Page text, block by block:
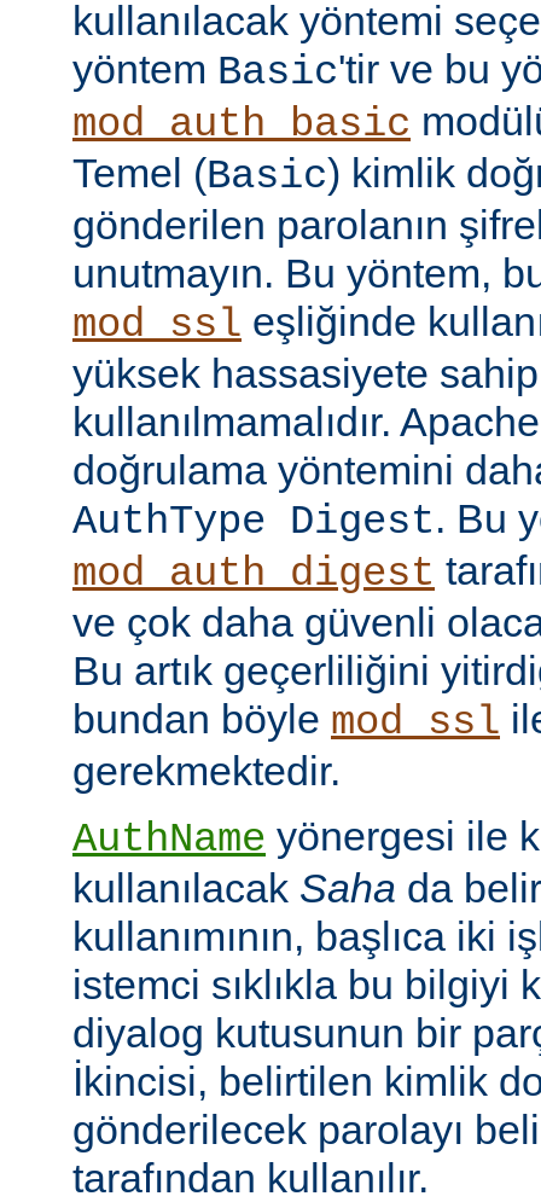
kullanılacak yöntemi
yöntem Basic'tir ve bu
mod_auth_basic
Temel (Basic) kimlik
gönderilen parolanın
unutmayın. Bu yöntem,
mod_ssl eşliğinde
yüksek hassasiyete
kullanılmamalıdır.
doğrulama yöntemini
AuthType Digest. Bu
mod_auth_digest
ve çok daha güvenli
Bu artık geçerliliğini
bundan böyle mod_ssl
gerekmektedir.
AuthName yönergesi ile
kullanılacak Saha da
kullanımının, başlıca iki
istemci sıklıkla bu bilgiyi
diyalog kutusunun bir
İkincisi, belirtilen kimlik
gönderilecek parolayı
tarafından kullanılır.